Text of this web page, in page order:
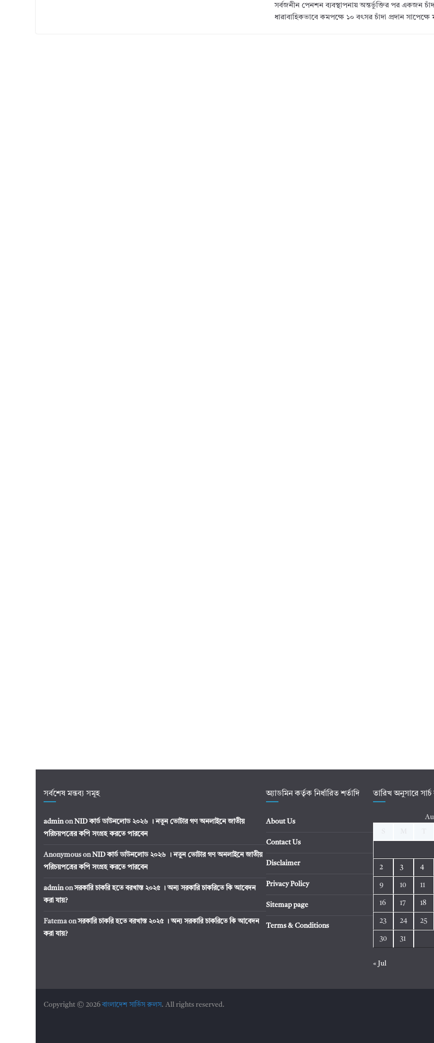
সর্বজনীন পেনশন ব্যবস্থাপনায় অন্তর্ভুক্তির পর একজন
ধারাবাহিকভাবে কমপক্ষে ১০ বৎসর চাঁদা প্রদান
সর্বশেষ মন্তব্য সমূহ
adminonNID কার্ড ডাউনলোড ২০২৬ । নতুন ভোটার গণ অনলাইনে জাতীয়
পরিচয়পত্রের কপি সংগ্রহ করতে পারবেন
Anonymous onNID কার্ড ডাউনলোড ২০২৬ । নতুন ভোটার গণ অনলাইনে জাতীয়
পরিচয়পত্রের কপি সংগ্রহ করতে পারবেন
adminonসরকারি চাকরি হতে বরখাস্ত ২০২৫ । অন্য সরকারি চাকরিতে কি আবেদন
করা যায়?
Fatemaonসরকারি চাকরি হতে বরখাস্ত ২০২৫ । অন্য সরকারি চাকরিতে কি আবেদন
করা যায়?
অ্যাডমিন কর্তৃক নির্ধারিত শর্তাদি
About Us
Contact Us
Disclaimer
Privacy Policy
Sitemap page
Terms & Conditions
তারিখ অনুসারে
2 3 4
9 10 11
16 17 18
23 24 25
30 31
« Jul
Copyright © 2026বাংলাদেশ সার্ভিস রুলস. All rights reserved.